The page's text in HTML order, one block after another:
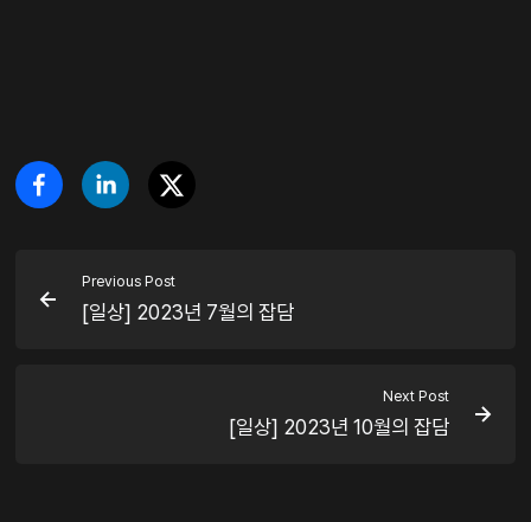
Previous Post
[일상] 2023년 7월의 잡담
Next Post
[일상] 2023년 10월의 잡담